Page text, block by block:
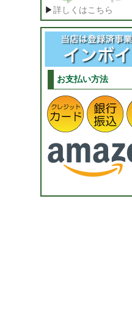
▶詳しくはこちら
お支払い方法